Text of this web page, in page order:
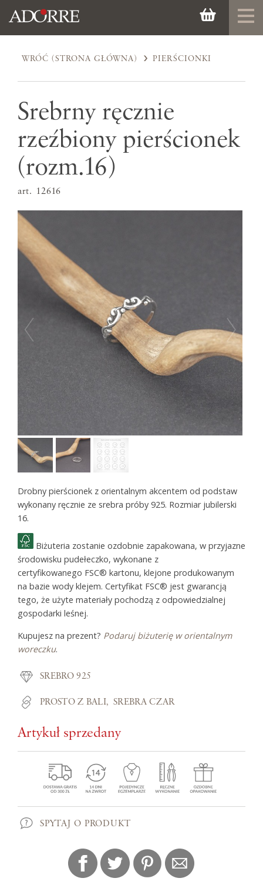
WRÓĆ (STRONA GŁÓWNA) PIERŚCIONKI
Srebrny ręcznie
rzeźbiony pierścionek
(rozm.16)
art. 12616
Drobny pierścionek z orientalnym akcentem od podstaw
wykonany ręcznie ze srebra próby 925. Rozmiar jubilerski
16.
Biżuteria zostanie ozdobnie zapakowana, w przyjazne
środowisku pudełeczko, wykonane z
certyfikowanego FSC® kartonu, klejone produkowanym
na bazie wody klejem. Certyfikat FSC® jest gwarancją
tego, że użyte materiały pochodzą z odpowiedzialnej
gospodarki leśnej.
Kupujesz na prezent? Podaruj biżuterię w orientalnym
woreczku.
SREBRO 925
PROSTO Z BALI SREBRA CZAR
Artykuł sprzedany
SPYTAJ O PRODUKT